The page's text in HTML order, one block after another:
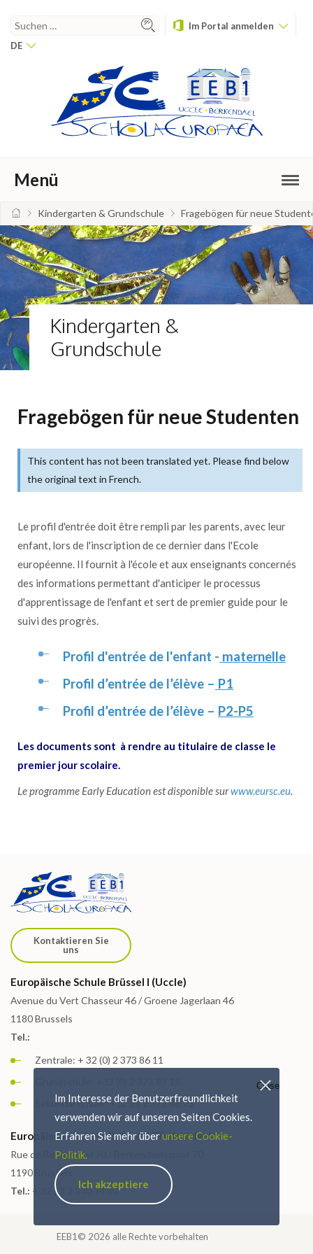
Im Portal anmelden
DE
Menü
Kindergarten & Grundschule Fragebögen für neue
Kindergarten &
Grundschule
Fragebögen für neue Studenten
This content has not been translated yet. Please find below
the original text in French.
Le profil d'entrée doit être rempli par les parents, avec leur
enfant, lors de l'inscription de ce dernier dans l'Ecole
européenne. Il fournit à l'école et aux enseignants concernés
des informations permettant d'anticiper le processus
d'apprentissage de l'enfant et sert de premier guide pour le
suivi des progrès.
Profil d'entrée de l'enfant - maternelle
Profil d’entrée de l’élève – P1
Profil d’entrée de l’élève – P2-P5
Les documents sont à rendre au titulaire de classe le
premier jour scolaire.
Le programme Early Education est disponible surwww.eursc.eu.
Kontaktieren Sie
uns
Europäische Schule Brüssel I (Uccle)
Avenue du Vert Chasseur 46 / Groene Jagerlaan 46
1180 Brussels
Tel.:
Zentrale: + 32 (0) 2 373 86 11
Sekundarschule: +32 (0) 2 373 88 73
Europäische Schule Brüssel I (Berkendael)
Rue de Berkendael 70 / Berkendaelstraat 70
1190 Brussels
Tel.: + 32 (0) 2 340 14 80
EEB1© 2026 alle Rechte vorbehalten
Im Interesse der Benutzerfreundlichkeit
verwenden wir auf unseren Seiten Cookies.
Erfahren Sie mehr überunsere Cookie-
Politik.
Ich akzeptiere
Close